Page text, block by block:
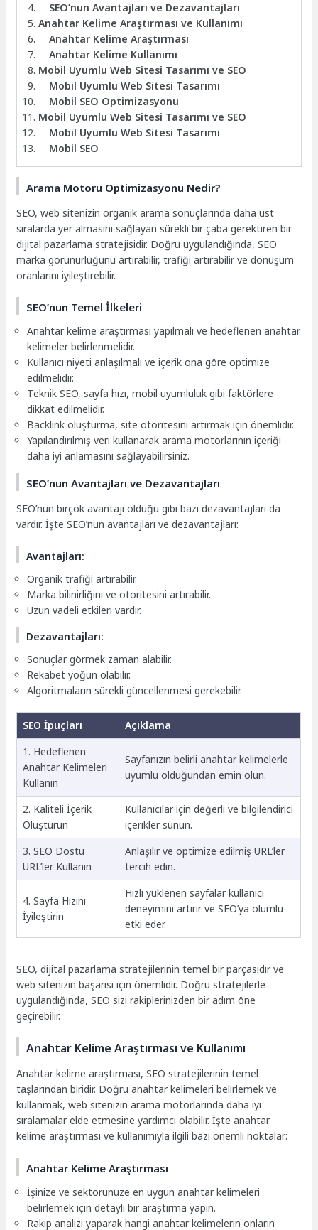
SEO’nun Avantajları ve Dezavantajları
Anahtar Kelime Araştırması ve Kullanımı
Anahtar Kelime Araştırması
Anahtar Kelime Kullanımı
Mobil Uyumlu Web Sitesi Tasarımı ve SEO
Mobil Uyumlu Web Sitesi Tasarımı
Mobil SEO Optimizasyonu
Mobil Uyumlu Web Sitesi Tasarımı ve SEO
Mobil Uyumlu Web Sitesi Tasarımı
Mobil SEO
Arama Motoru Optimizasyonu Nedir?
SEO, web sitenizin organik arama sonuçlarında daha üst
sıralarda yer almasını sağlayan sürekli bir çaba gerektiren bir
dijital pazarlama stratejisidir. Doğru uygulandığında, SEO
marka görünürlüğünü artırabilir, trafiği artırabilir ve dönüşüm
oranlarını iyileştirebilir.
SEO’nun Temel İlkeleri
Anahtar kelime araştırması yapılmalı ve hedeflenen anahtar
kelimeler belirlenmelidir.
Kullanıcı niyeti anlaşılmalı ve içerik ona göre optimize
edilmelidir.
Teknik SEO, sayfa hızı, mobil uyumluluk gibi faktörlere
dikkat edilmelidir.
Backlink oluşturma, site otoritesini artırmak için önemlidir.
Yapılandırılmış veri kullanarak arama motorlarının içeriği
daha iyi anlamasını sağlayabilirsiniz.
SEO’nun Avantajları ve Dezavantajları
SEO’nun birçok avantajı olduğu gibi bazı dezavantajları da
vardır. İşte SEO’nun avantajları ve dezavantajları:
Avantajları:
Organik trafiği artırabilir.
Marka bilinirliğini ve otoritesini artırabilir.
Uzun vadeli etkileri vardır.
Dezavantajları:
Sonuçlar görmek zaman alabilir.
Rekabet yoğun olabilir.
Algoritmaların sürekli güncellenmesi gerekebilir.
SEO İpuçları
Açıklama
1. Hedeflenen
Anahtar Kelimeleri
Kullanın
Sayfanızın belirli anahtar kelimelerle
uyumlu olduğundan emin olun.
2. Kaliteli İçerik
Oluşturun
Kullanıcılar için değerli ve bilgilendirici
içerikler sunun.
3. SEO Dostu
URL’ler Kullanın
Anlaşılır ve optimize edilmiş URL’ler
tercih edin.
4. Sayfa Hızını
İyileştirin
Hızlı yüklenen sayfalar kullanıcı
deneyimini artırır ve SEO’ya olumlu
etki eder.
SEO, dijital pazarlama stratejilerinin temel bir parçasıdır ve
web sitenizin başarısı için önemlidir. Doğru stratejilerle
uygulandığında, SEO sizi rakiplerinizden bir adım öne
geçirebilir.
Anahtar Kelime Araştırması ve Kullanımı
Anahtar kelime araştırması, SEO stratejilerinin temel
taşlarından biridir. Doğru anahtar kelimeleri belirlemek ve
kullanmak, web sitenizin arama motorlarında daha iyi
sıralamalar elde etmesine yardımcı olabilir. İşte anahtar
kelime araştırması ve kullanımıyla ilgili bazı önemli noktalar:
Anahtar Kelime Araştırması
İşinize ve sektörünüze en uygun anahtar kelimeleri
belirlemek için detaylı bir araştırma yapın.
Rakip analizi yaparak hangi anahtar kelimelerin onların